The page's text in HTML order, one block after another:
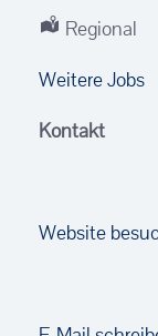
Regional
Weitere Jobs
Kontakt
Website